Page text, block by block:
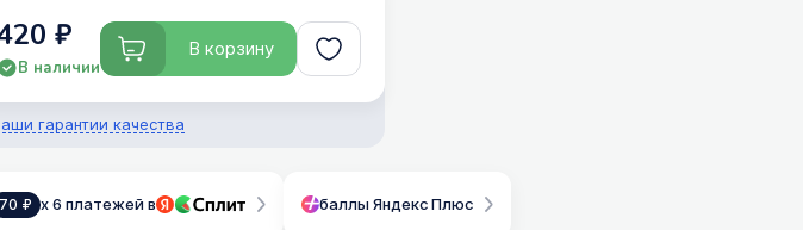
₽
В наличии
В корзину
гарантии качества
70 ₽ x 6 платежей в баллы Яндекс Плюс